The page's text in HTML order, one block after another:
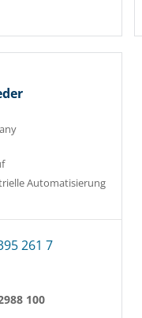
Automatisierung
261 7
100